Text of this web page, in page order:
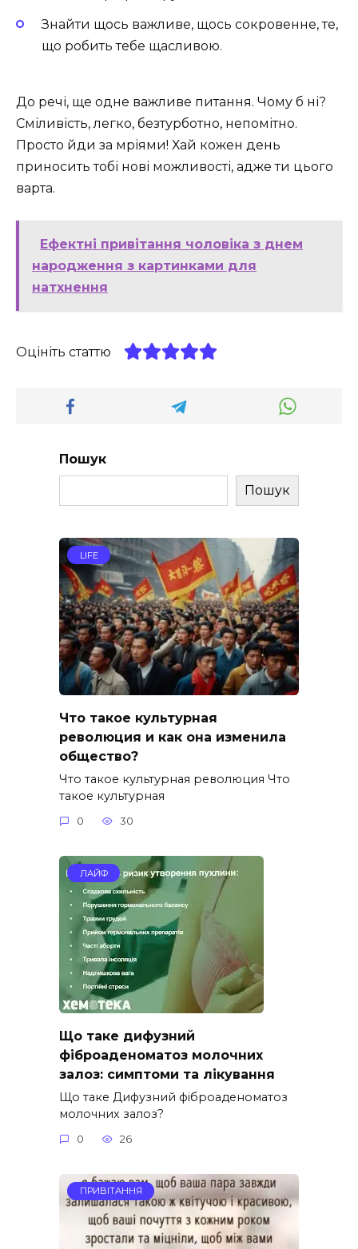
Знайти щось важливе, щось сокровенне, те,
що робить тебе щасливою.
До речі, ще одне важливе питання. Чому б ні?
Сміливість, легко, безтурботно, непомітно.
Просто йди за мріями! Хай кожен день
приносить тобі нові можливості, адже ти цього
варта.
Ефектні привітання чоловіка з днем
народження з картинками для
натхнення
Оцініть статтю
Пошук
Пошук
LIFE
Что такое культурная
революция и как она изменила
общество?
Что такое культурная революция Что
такое культурная
0 30
ЛАЙФ
Що таке дифузний
фіброаденоматоз молочних
залоз: симптоми та лікування
Що таке Дифузний фіброаденоматоз
молочних залоз?
0 26
ПРИВІТАННЯ